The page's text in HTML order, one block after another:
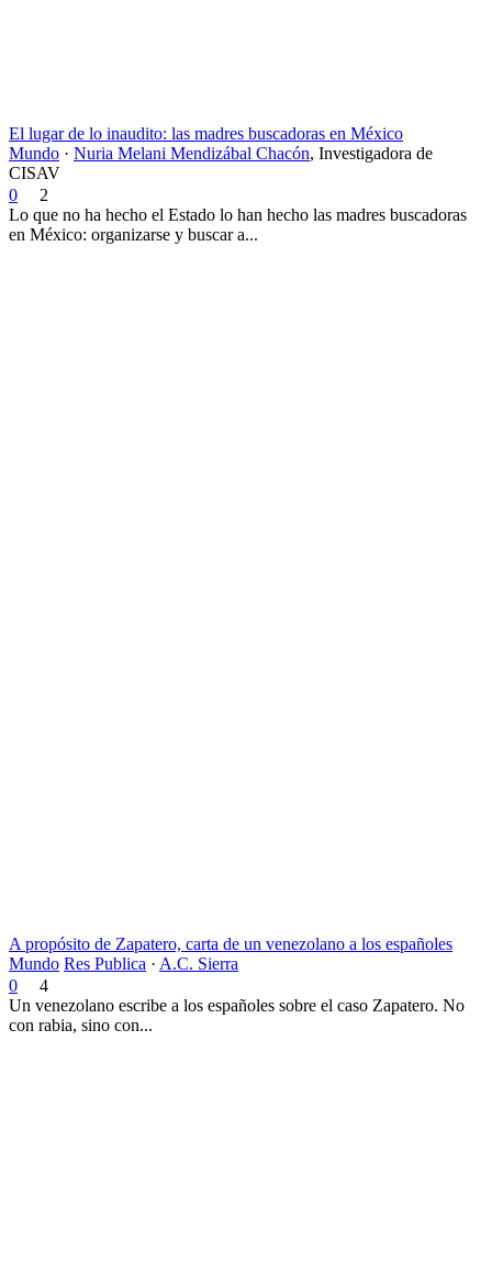
El lugar de lo inaudito: las madres buscadoras en México
Mundo · Nuria Melani Mendizábal Chacón, Investigadora de
CISAV
0
2
Lo que no ha hecho el Estado lo han hecho las madres buscadoras
en México: organizarse y buscar a...
A propósito de Zapatero, carta de un venezolano a los españoles
Mundo Res Publica · A.C. Sierra
0
4
Un venezolano escribe a los españoles sobre el caso Zapatero. No
con rabia, sino con...